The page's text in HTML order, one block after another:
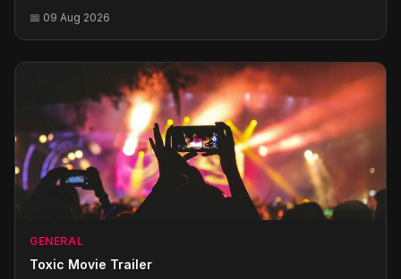
📅 09 Aug 2026
GENERAL
Toxic Movie Trailer